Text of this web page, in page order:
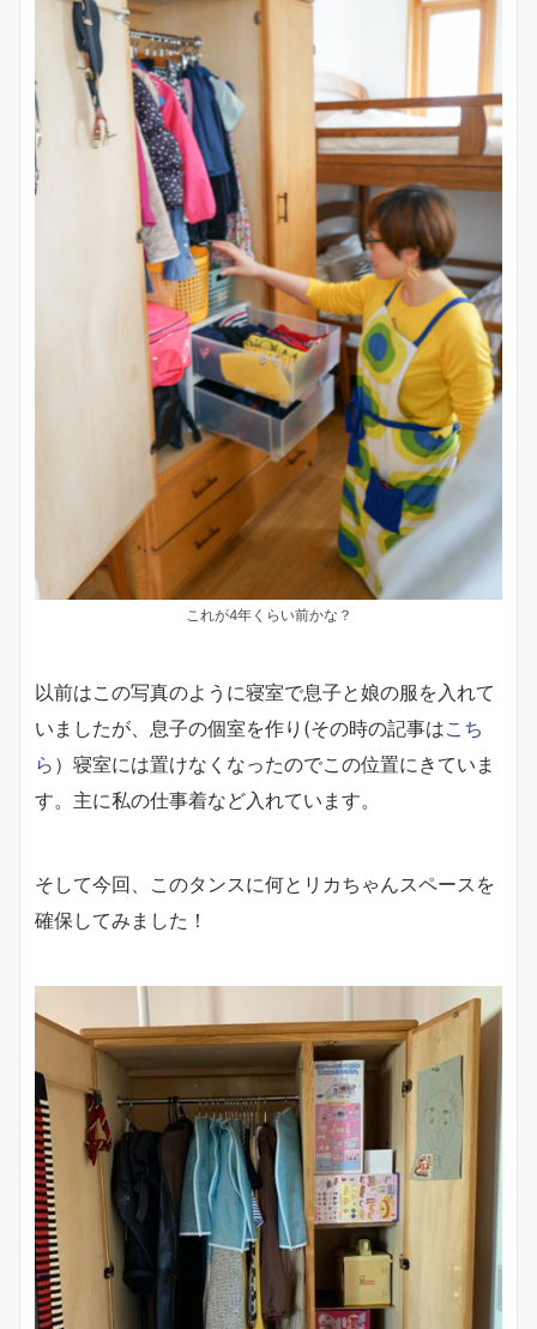
これが4年くらい前かな？
以前はこの写真のように寝室で息子と娘の服を入れて
いましたが、息子の個室を作り(その時の記事はこち
ら ）寝室には置けなくなったのでこの位置にきていま
す。主に私の仕事着など入れています。
そして今回、このタンスに何とリカちゃんスペースを
確保してみました！